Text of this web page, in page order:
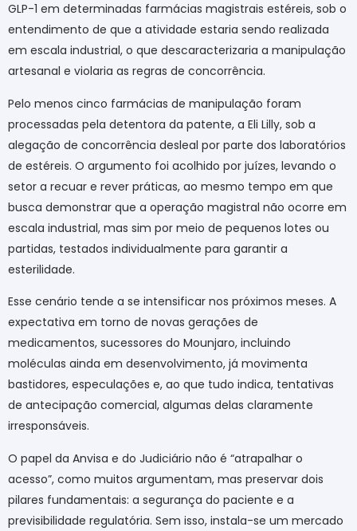
GLP-1 em determinadas farmácias magistrais estéreis, sob o
entendimento de que a atividade estaria sendo realizada
em escala industrial, o que descaracterizaria a manipulação
artesanal e violaria as regras de concorrência.
Pelo menos cinco farmácias de manipulação foram
processadas pela detentora da patente, a Eli Lilly, sob a
alegação de concorrência desleal por parte dos laboratórios
de estéreis. O argumento foi acolhido por juízes, levando o
setor a recuar e rever práticas, ao mesmo tempo em que
busca demonstrar que a operação magistral não ocorre em
escala industrial, mas sim por meio de pequenos lotes ou
partidas, testados individualmente para garantir a
esterilidade.
Esse cenário tende a se intensificar nos próximos meses. A
expectativa em torno de novas gerações de
medicamentos, sucessores do Mounjaro, incluindo
moléculas ainda em desenvolvimento, já movimenta
bastidores, especulações e, ao que tudo indica, tentativas
de antecipação comercial, algumas delas claramente
irresponsáveis.
O papel da Anvisa e do Judiciário não é “atrapalhar o
acesso”, como muitos argumentam, mas preservar dois
pilares fundamentais: a segurança do paciente e a
previsibilidade regulatória. Sem isso, instala-se um mercado